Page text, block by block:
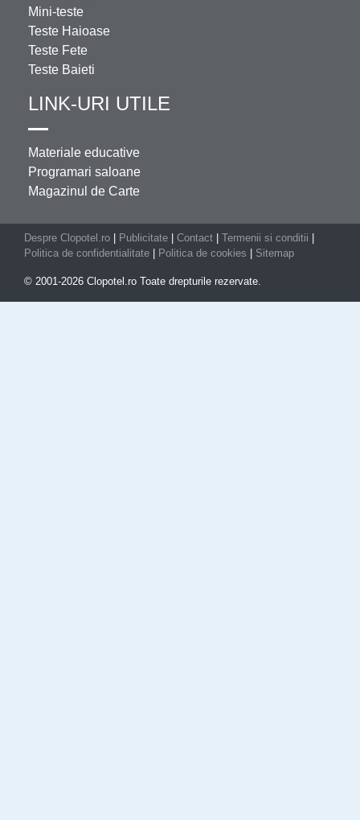
Mini-teste
Teste Haioase
Teste Fete
Teste Baieti
LINK-URI UTILE
Materiale educative
Programari saloane
Magazinul de Carte
Despre Clopotel.ro Publicitate Contact Termenii si conditii
Politica de confidentialitate
Politica de cookies Sitemap
© 2001-2026 Clopotel.ro Toate drepturile rezervate.